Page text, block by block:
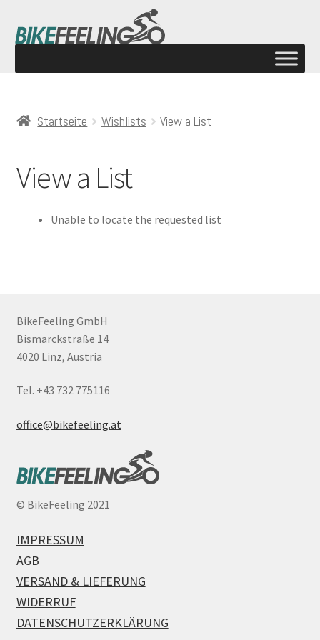
Startseite Wishlists View a List
View a List
Unable to locate the requested list
BikeFeeling GmbH
Bismarckstraße 14
4020 Linz, Austria
Tel. +43 732 775116
office@bikefeeling.at
© BikeFeeling 2021
IMPRESSUM
AGB
VERSAND & LIEFERUNG
WIDERRUF
DATENSCHUTZERKLÄRUNG